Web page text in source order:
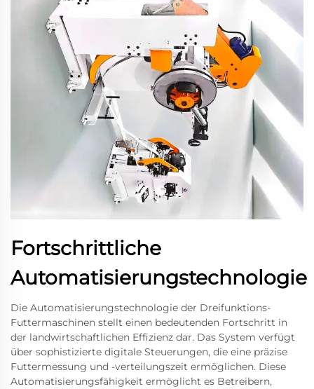
Fortschrittliche
Automatisierungstechnologie
Die Automatisierungstechnologie der Dreifunktions-
Futtermaschinen stellt einen bedeutenden Fortschritt in
der landwirtschaftlichen Effizienz dar. Das System verfügt
über sophistizierte digitale Steuerungen, die eine präzise
Futtermessung und -verteilungszeit ermöglichen. Diese
Automatisierungsfähigkeit ermöglicht es Betreibern,